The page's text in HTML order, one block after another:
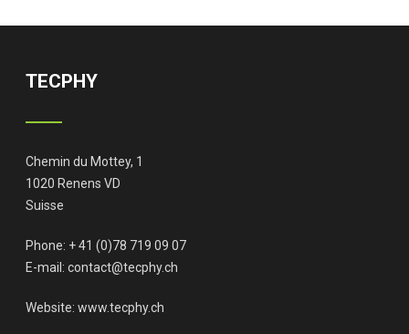
TECPHY
Chemin du Mottey, 1
1020 Renens VD
Suisse
Phone: + 41 (0)78 719 09 07
E-mail:contact@tecphy.ch
Website:www.tecphy.ch